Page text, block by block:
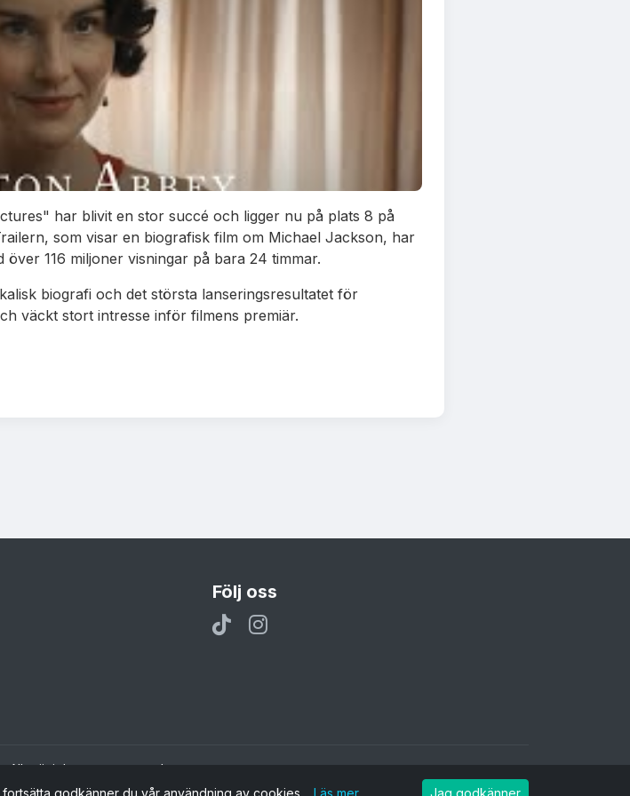
har blivit en stor succé och ligger nu på plats 8 på
som visar en biografisk film om Michael Jackson, har
116 miljoner visningar på bara 24 timmar.
biografi och det största lanseringsresultatet för
väckt stort intresse inför filmens premiär.
Följ oss
Alla rättigheter reserverade.
godkänner du vår användning av cookies.
Läs mer Jag godkänner